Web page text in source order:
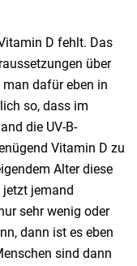
D fehlt. Das
über
dafür eben in
so, dass im
die UV-B-
Vitamin D zu
Alter diese
jemand
sehr wenig oder
dann ist es eben
sind dann